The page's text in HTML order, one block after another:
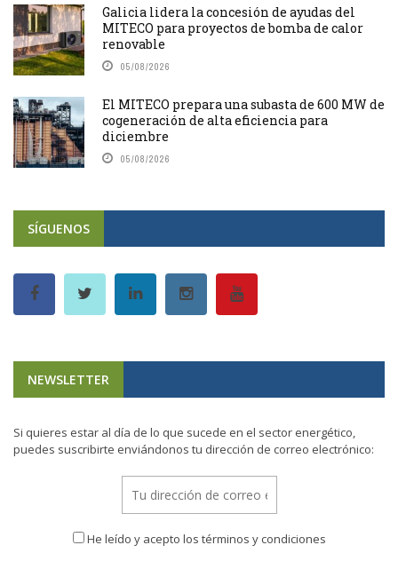
Galicia lidera la concesión de ayudas del
MITECO para proyectos de bomba de calor
renovable
05/08/2026
El MITECO prepara una subasta de 600 MW de
cogeneración de alta eficiencia para
diciembre
05/08/2026
SÍGUENOS
NEWSLETTER
Si quieres estar al día de lo que sucede en el sector energético,
puedes suscribirte enviándonos tu dirección de correo electrónico:
He leído y acepto los términos y condiciones